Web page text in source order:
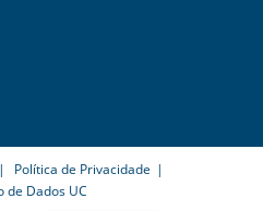
Política de Privacidade
de Dados UC